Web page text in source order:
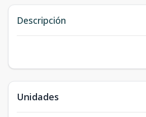
Descripción
Unidades